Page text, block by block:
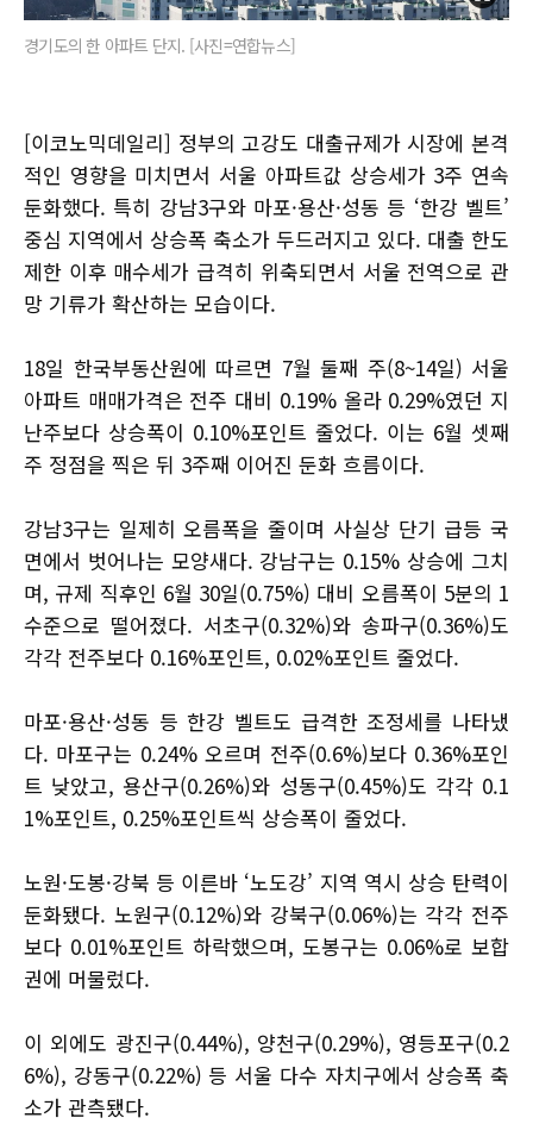
경기도의 한 아파트 단지. [사진=연합뉴스]
[이코노믹데일리] 정부의 고강도 대출규제가 시장에 본격
적인 영향을 미치면서 서울 아파트값 상승세가 3주 연속
둔화했다. 특히 강남3구와 마포·용산·성동 등 ‘한강 벨트’
중심 지역에서 상승폭 축소가 두드러지고 있다. 대출 한도
제한 이후 매수세가 급격히 위축되면서 서울 전역으로 관
망 기류가 확산하는 모습이다.
18일 한국부동산원에 따르면 7월 둘째 주(8~14일) 서울
아파트 매매가격은 전주 대비 0.19% 올라 0.29%였던 지
난주보다 상승폭이 0.10%포인트 줄었다. 이는 6월 셋째
주 정점을 찍은 뒤 3주째 이어진 둔화 흐름이다.
강남3구는 일제히 오름폭을 줄이며 사실상 단기 급등 국
면에서 벗어나는 모양새다. 강남구는 0.15% 상승에 그치
며, 규제 직후인 6월 30일(0.75%) 대비 오름폭이 5분의 1
수준으로 떨어졌다. 서초구(0.32%)와 송파구(0.36%)도
각각 전주보다 0.16%포인트, 0.02%포인트 줄었다.
마포·용산·성동 등 한강 벨트도 급격한 조정세를 나타냈
다. 마포구는 0.24% 오르며 전주(0.6%)보다 0.36%포인
트 낮았고, 용산구(0.26%)와 성동구(0.45%)도 각각 0.1
1%포인트, 0.25%포인트씩 상승폭이 줄었다.
노원·도봉·강북 등 이른바 ‘노도강’ 지역 역시 상승 탄력이
둔화됐다. 노원구(0.12%)와 강북구(0.06%)는 각각 전주
보다 0.01%포인트 하락했으며, 도봉구는 0.06%로 보합
권에 머물렀다.
이 외에도 광진구(0.44%), 양천구(0.29%), 영등포구(0.2
6%), 강동구(0.22%) 등 서울 다수 자치구에서 상승폭 축
소가 관측됐다.